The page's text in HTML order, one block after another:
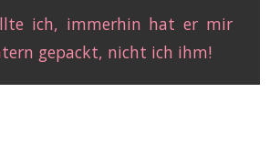
ich, immerhin hat er mir
gepackt, nicht ich ihm!